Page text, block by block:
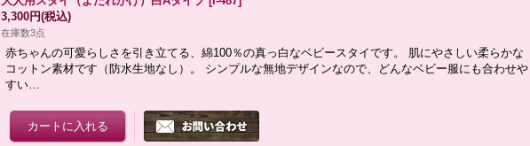
3,300円(税込)
在庫数3点
赤ちゃんの可愛らしさを引き立てる、綿100％の真っ白なベビースタイです。 肌にやさしい柔らかな
コットン素材です（防水生地なし）。 シンプルな無地デザインなので、どんなベビー服にも合わせや
すい…